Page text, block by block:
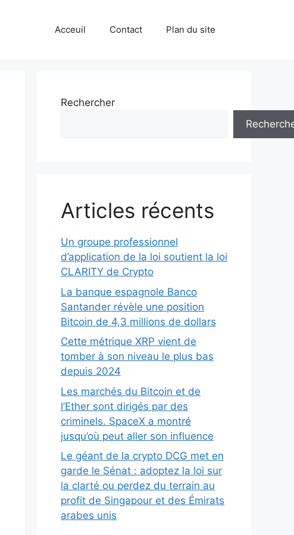
Acceuil Contact Plan du site
Rechercher
Articles récents
Un groupe professionnel
d’application de la loi soutient la loi
CLARITY de Crypto
La banque espagnole Banco
Santander révèle une position
Bitcoin de 4,3 millions de dollars
Cette métrique XRP vient de
tomber à son niveau le plus bas
depuis 2024
Les marchés du Bitcoin et de
l’Ether sont dirigés par des
criminels. SpaceX a montré
jusqu’où peut aller son influence
Le géant de la crypto DCG met en
garde le Sénat : adoptez la loi sur
la clarté ou perdez du terrain au
profit de Singapour et des Émirats
arabes unis